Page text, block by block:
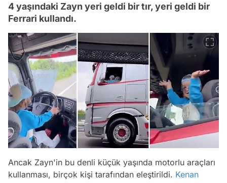
4 yaşındaki Zayn yeri geldi bir tır, yeri geldi bir
Ferrari kullandı.
Ancak Zayn'in bu denli küçük yaşında motorlu araçları
kullanması, birçok kişi tarafından eleştirildi. Kenan